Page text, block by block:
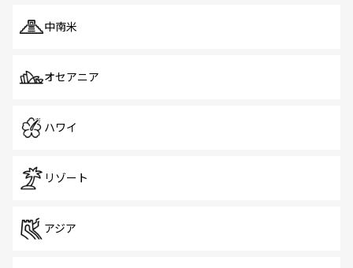
中南米
オセアニア
ハワイ
リゾート
アジア